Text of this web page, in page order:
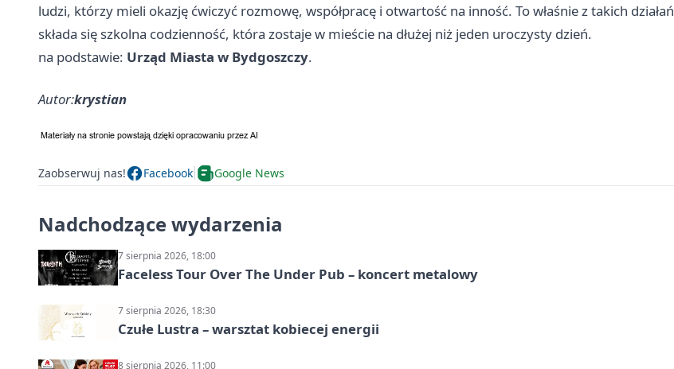
ludzi, którzy mieli okazję ćwiczyć rozmowę, współpracę i otwartość na inność. To właśnie z takich działań
składa się szkolna codzienność, która zostaje w mieście na dłużej niż jeden uroczysty dzień.
na podstawie: Urząd Miasta w Bydgoszczy.
Autor:krystian
Zaobserwuj nas! Facebook Google News
Nadchodzące wydarzenia
7 sierpnia 2026, 18:00
Faceless Tour Over The Under Pub – koncert metalowy
7 sierpnia 2026, 18:30
Czułe Lustra – warsztat kobiecej energii
8 sierpnia 2026, 11:00